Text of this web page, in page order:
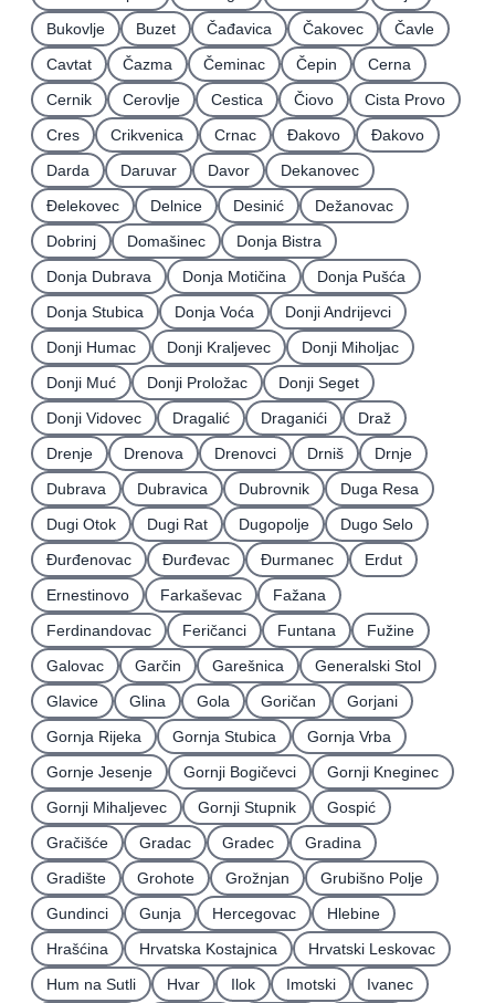
Bukovlje
Buzet Čađavica Čakovec
Čavle
Cavtat
Čazma Čeminac Čepin
Cerna
Cernik
Cerovlje Cestica Čiovo
Cista Provo
Cres
Crikvenica Crnac Đakovo
Ðakovo
Darda
Daruvar Davor
Dekanovec
Ðelekovec
Delnice Desinić
Dežanovac
Dobrinj
Domašinec
Donja Bistra
Donja Dubrava
Donja Motičina
Donja Pušća
Donja Stubica
Donja Voća
Donji Andrijevci
Donji Humac
Donji Kraljevec
Donji Miholjac
Donji Muć
Donji Proložac
Donji Seget
Donji Vidovec
Dragalić Draganići
Draž
Drenje
Drenova Drenovci Drniš
Drnje
Dubrava
Dubravica Dubrovnik
Duga Resa
Dugi Otok
Dugi Rat Dugopolje
Dugo Selo
Ðurđenovac
Ðurđevac Ðurmanec
Erdut
Ernestinovo
Farkaševac
Fažana
Ferdinandovac
Feričanci Funtana
Fužine
Galovac
Garčin Garešnica
Generalski Stol
Glavice
Glina Gola Goričan
Gorjani
Gornja Rijeka
Gornja Stubica
Gornja Vrba
Gornje Jesenje
Gornji Bogičevci
Gornji Kneginec
Gornji Mihaljevec
Gornji Stupnik
Gospić
Gračišće
Gradac Gradec
Gradina
Gradište
Grohote Grožnjan
Grubišno Polje
Gundinci
Gunja Hercegovac
Hlebine
Hrašćina
Hrvatska Kostajnica
Hrvatski Leskovac
Hum na Sutli
Hvar Ilok Imotski Ivanec